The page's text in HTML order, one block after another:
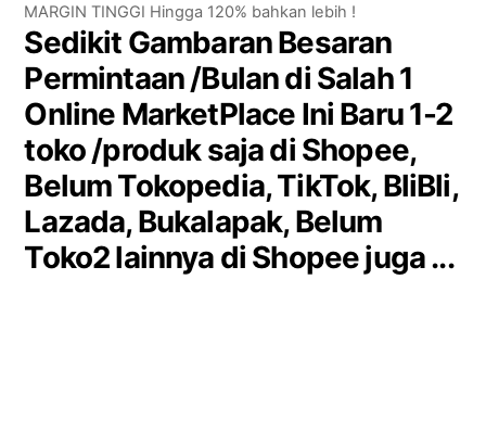
MARGIN TINGGI Hingga 120% bahkan lebih !
Sedikit Gambaran Besaran
Permintaan /Bulan di Salah 1
Online MarketPlace Ini Baru 1-2
toko /produk saja di Shopee,
Belum Tokopedia, TikTok, BliBli,
Lazada, Bukalapak, Belum
Toko2 lainnya di Shopee juga ...